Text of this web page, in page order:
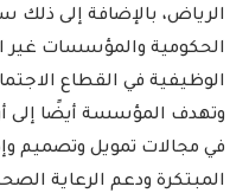
الرياض، بالإضافة إلى
الحكومية والمؤسسات غير
الوظيفية في القطاع
وتهدف المؤسسة أيضًا إلى أن
في مجالات تمويل وتصميم
المبتكرة ودعم الرعاية